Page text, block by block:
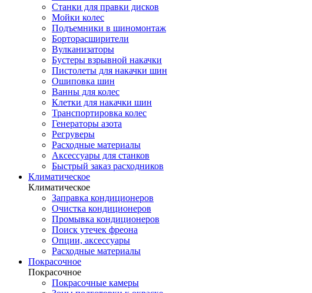
Станки для правки дисков
Мойки колес
Подъемники в шиномонтаж
Борторасширители
Вулканизаторы
Бустеры взрывной накачки
Пистолеты для накачки шин
Ошиповка шин
Ванны для колес
Клетки для накачки шин
Транспортировка колес
Генераторы азота
Регруверы
Расходные материалы
Аксессуары для станков
Быстрый заказ расходников
Климатическое
Климатическое
Заправка кондиционеров
Очистка кондиционеров
Промывка кондиционеров
Поиск утечек фреона
Опции, аксессуары
Расходные материалы
Покрасочное
Покрасочное
Покрасочные камеры